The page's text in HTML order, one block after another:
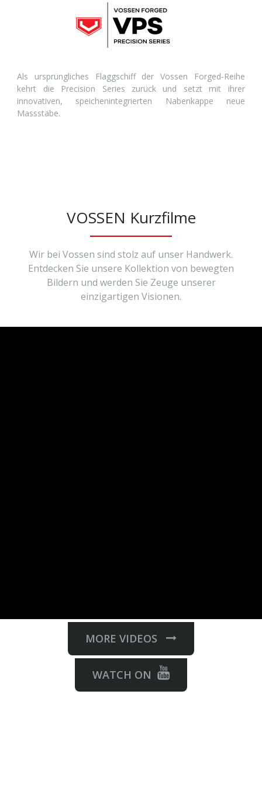
Als ursprüngliches Flaggschiff der Vossen Forged-Reihe
kehrt die Precision Series zurück und setzt mit ihrer
innovativen, speichenintegrierten Nabenkappe neue
Massstäbe.
VOSSEN Kurzfilme
Wir bei Vossen sind stolz auf unser Handwerk.
Entdecken Sie unsere Kollektion von bewegten
Bildern und werden Sie Zeuge unserer
einzigartigen Visionen.
MORE VIDEOS
WATCH ON